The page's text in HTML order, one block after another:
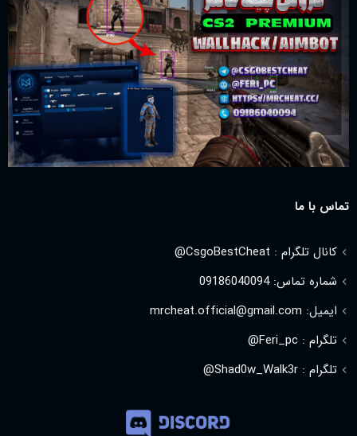
تماس با ما
کانال تلگرام : CsgoBestCheat@
شماره تماس: 09186040094
ایمیل: mrcheat.official@gmail.com
تلگرام : Feri_pc@
تلگرام : Shad0w_Walk3r@